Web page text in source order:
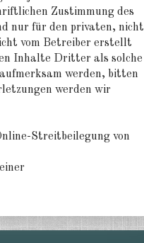
Zustimmung des
nur für den privaten, nicht
vom Betreiber erstellt
Inhalte Dritter als solche
werden, bitten
werden wir
Streitbeilegung von